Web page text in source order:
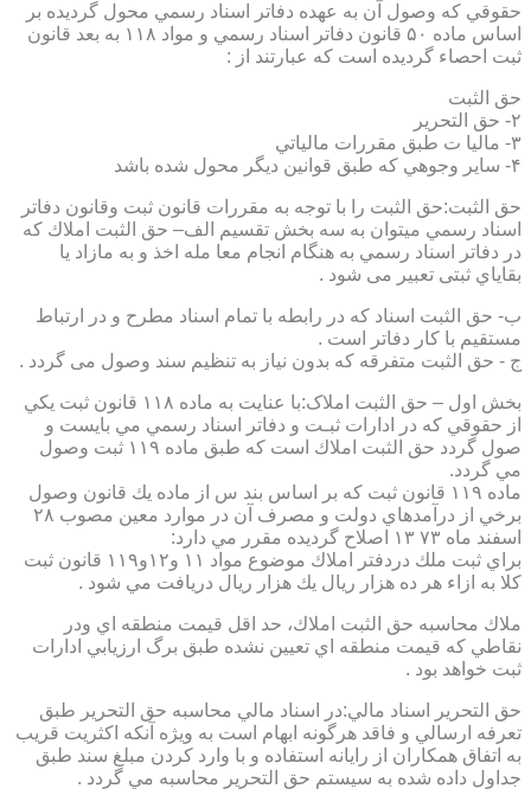
حقوقي كه وصول آن به عهده دفاتر اسناد رسمي محول گرديده بر
اساس ماده ۵۰ قانون دفاتر اسناد رسمي و مواد ۱۱۸ به بعد قانون
ثبت احصاء گرديده است كه عبارتند از :
حق الثبت
۲- حق التحرير
۳- ماليا ت طبق مقررات مالياتي
۴- ساير وجوهي كه طبق قوانين ديگر محول شده باشد
حق الثبت:حق الثبت را با توجه به مقررات قانون ثبت وقانون دفاتر
اسناد رسمي ميتوان به سه بخش تقسيم الف– حق الثبت املاك كه
در دفاتر اسناد رسمي به هنگام انجام معا مله اخذ و به مازاد يا
بقاياي ثبتی تعبیر می شود .
ب- حق الثبت اسناد كه در رابطه با تمام اسناد مطرح و در ارتباط
مستقيم با كار دفاتر است .
ج - حق الثبت متفرقه كه بدون نياز به تنظیم سند وصول می گردد .
بخش اول – حق الثبت املاک:با عنايت به ماده ۱۱۸ قانون ثبت يكي
از حقوقي كه در ادارات ثبـت و دفاتر اسناد رسمي مي بايست و
صول گردد حق الثبت املاك است كه طبق ماده ۱۱۹ ثبت وصول
مي گردد.
ماده ۱۱۹ قانون ثبت كه بر اساس بند س از ماده يك قانون وصول
برخي از درآمدهاي دولت و مصرف آن در موارد معين مصوب ۲۸
اسفند ماه ۷۳ ۱۳ اصلاح گرديده مقرر مي دارد:
براي ثبت ملك دردفتر املاك موضوع مواد ۱۱ و۱۲و۱۱۹ قانون ثبت
كلا به ازاء هر ده هزار ريال يك هزار ريال دريافت مي شود .
ملاك محاسبه حق الثبت املاك، حد اقل قيمت منطقه اي ودر
نقاطي كه قيمت منطقه اي تعيين نشده طبق برگ ارزيابي ادارات
ثبت خواهد بود .
حق التحرير اسناد مالي:در اسناد مالي محاسبه حق التحرير طبق
تعرفه ارسالي و فاقد هرگونه ابهام است به ويژه آنكه اكثريت قريب
به اتفاق همكاران از رايانه استفاده و با وارد كردن مبلغ سند طبق
جداول داده شده به سيستم حق التحرير محاسبه مي گردد .